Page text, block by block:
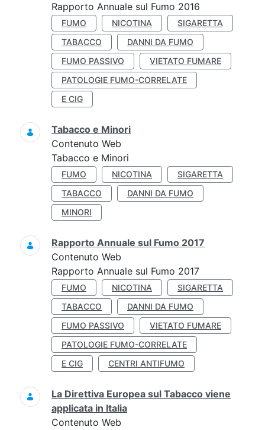
Rapporto Annuale sul Fumo 2016
FUMO NICOTINA
SIGARETTA
TABACCO
DANNI DA FUMO
FUMO PASSIVO
VIETATO FUMARE
PATOLOGIE FUMO-CORRELATE
E CIG
Tabacco e Minori
Contenuto Web
Tabacco e Minori
FUMO NICOTINA
SIGARETTA
TABACCO
DANNI DA FUMO
MINORI
Rapporto Annuale sul Fumo 2017
Contenuto Web
Rapporto Annuale sul Fumo 2017
FUMO NICOTINA
SIGARETTA
TABACCO
DANNI DA FUMO
FUMO PASSIVO
VIETATO FUMARE
PATOLOGIE FUMO-CORRELATE
E CIG
CENTRI ANTIFUMO
La Direttiva Europea sul Tabacco viene
applicata in Italia
Contenuto Web